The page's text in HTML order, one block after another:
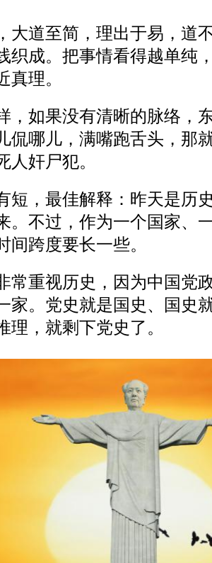
大道至简，理出于易，道
织成。把事情看得越单纯
真理。
，如果没有清晰的脉络，
侃哪儿，满嘴跑舌头，那
人奸尸犯。
短，最佳解释：昨天是历
。不过，作为一个国家、
跨度要长一些。
常重视历史，因为中国党
家。党史就是国史、国史
理，就剩下党史了。